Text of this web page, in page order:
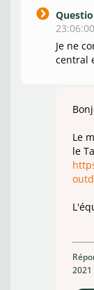
23:06:00
Je ne
central
Le
le
2021